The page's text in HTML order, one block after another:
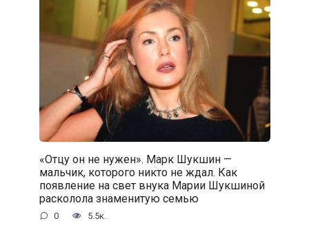
«Отцу он не нужен». Марк Шукшин —
мальчик, которого никто не ждал. Как
появление на свет внука Марии Шукшиной
расколола знаменитую семью
0 5.5к.